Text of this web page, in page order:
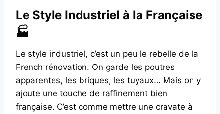
Le Style Industriel à la Française
🏭
Le style industriel, c’est un peu le rebelle de la
French rénovation. On garde les poutres
apparentes, les briques, les tuyaux… Mais on y
ajoute une touche de raffinement bien
française. C’est comme mettre une cravate à